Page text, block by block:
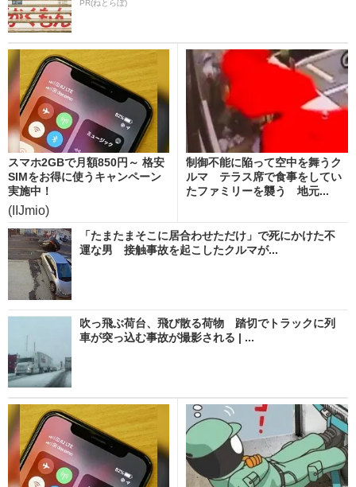
PR(ねとらぼ)
スマホ2GBで月額850円～ 格安
SIMをお得に使うキャンペーン
実施中！
(IIJmio)
制御不能に陥って空中を舞うク
ルマ テラス席で食事をしてい
たファミリーを襲う 地元...
「たまたまそこに居合わせただけ」で死にかけた不
運な男 接触事故を起こしたクルマが...
吹っ飛ぶ荷台、飛び散る荷物 踏切でトラックに列
車が突っ込む事故が撮影される | ...